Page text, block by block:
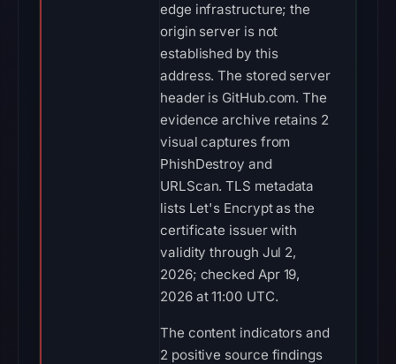
edge infrastructure; the
origin server is not
established by this
address. The stored server
header is GitHub.com. The
evidence archive retains 2
visual captures from
PhishDestroy and
URLScan. TLS metadata
lists Let's Encrypt as the
certificate issuer with
validity through Jul 2,
2026; checked Apr 19,
2026 at 11:00 UTC.
The content indicators and
2 positive source findings